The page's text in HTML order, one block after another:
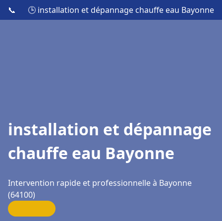
📞 🕒 installation et dépannage chauffe eau Bayonne
installation et dépannage
chauffe eau Bayonne
Intervention rapide et professionnelle à Bayonne
(64100)